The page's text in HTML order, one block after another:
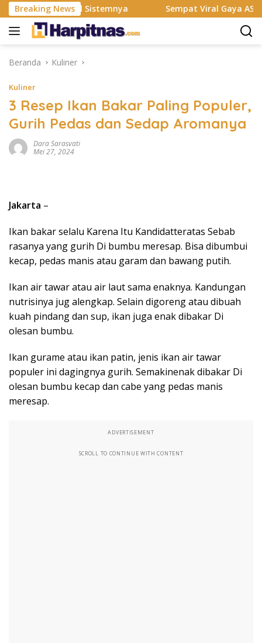
Langsung
ke
konten
Breaking News
Total Sistemnya Sempat Viral Gaya ASI Bubuk, Ini
Beranda Kuliner
Kuliner
3 Resep Ikan Bakar Paling Populer,
Gurih Pedas dan Sedap Aromanya
Dara Sarasvati
Mei 27, 2024
Jakarta –
Ikan bakar selalu Karena Itu Kandidatteratas Sebab
rasanya yang gurih Di bumbu meresap. Bisa dibumbui
kecap, pedas manis atau garam dan bawang putih.
Ikan air tawar atau air laut sama enaknya. Kandungan
nutrisinya jug alengkap. Selain digoreng atau dibuah
kuah pindang dan sup, ikan juga enak dibakar Di
olesan bumbu.
Ikan gurame atau ikan patin, jenis ikan air tawar
populer ini dagingnya gurih. Semakinenak dibakar Di
olesan bumbu kecap dan cabe yang pedas manis
meresap.
ADVERTISEMENT
SCROLL TO CONTINUE WITH CONTENT